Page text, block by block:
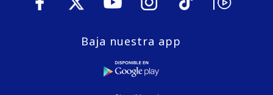
Baja nuestra app